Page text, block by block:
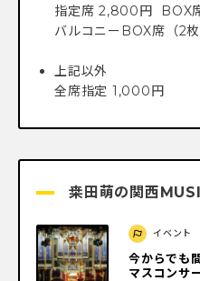
指定席 2,800円 BOX
バルコニーBOX席（2
上記以外
全席指定 1,000円
桒田萌の関西
イベント
今からでも
マスコンサ